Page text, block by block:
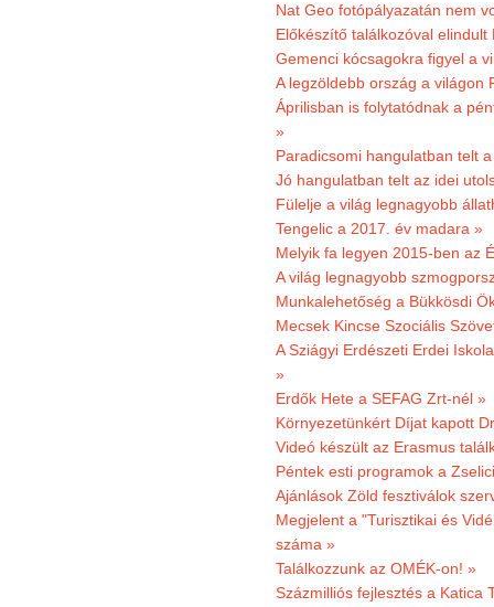
Nat Geo fotópályazatán nem
Előkészítő találkozóval
Gemenci kócsagokra figyel a
A legzöldebb ország a világon
Áprilisban is folytatódnak a
»
Paradicsomi hangulatban telt
Jó hangulatban telt az idei
Fülelje a világ legnagyobb
Tengelic a 2017. év madara »
Melyik fa legyen 2015-ben az
A világ legnagyobb
Munkalehetőség a Bükkösdi
Mecsek Kincse Szociális
A Sziágyi Erdészeti Erdei
»
Erdők Hete a SEFAG Zrt-nél »
Környezetünkért Díjat kapott
Videó készült az Erasmus
Péntek esti programok a
Ajánlások Zöld fesztiválok
Megjelent a "Turisztikai és
száma »
Találkozzunk az OMÉK-on! »
Százmilliós fejlesztés a Katica